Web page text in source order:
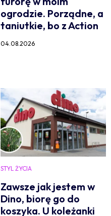
ogrodzie. Porządne, a
taniutkie, bo z Action
04.08.2026
STYL ŻYCIA
Zawsze jak jestem w
Dino, biorę go do
koszyka. U koleżanki